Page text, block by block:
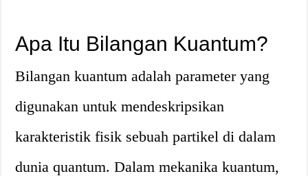
Apa Itu Bilangan Kuantum?
Bilangan kuantum adalah parameter yang
digunakan untuk mendeskripsikan
karakteristik fisik sebuah partikel di dalam
dunia quantum. Dalam mekanika kuantum,